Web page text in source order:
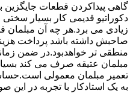
گاهی پیداکردن قطعات جایگزین
دکوراتیو قدیمی کار بسیار
زیادی می برد.هر چه آن مبلمان
صاحبش داشته باشد پرداخت
منطقی تر خواهدبود.در ضمن
مبلمان عتیقه صرف می کند
تعمیر مبلمان معمولی
به یک استادکار با تجربه در